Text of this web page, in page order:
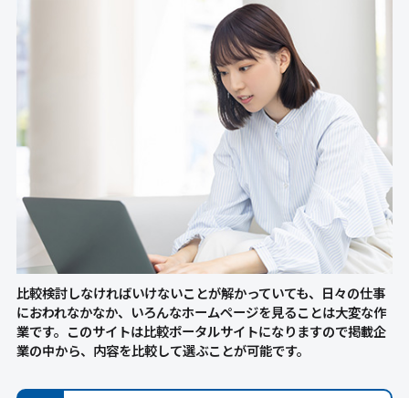
比較検討しなければいけないことが解かっていても、日々の仕事
におわれなかなか、いろんなホームページを見ることは大変な作
業です。このサイトは比較ポータルサイトになりますので掲載企
業の中から、内容を比較して選ぶことが可能です。